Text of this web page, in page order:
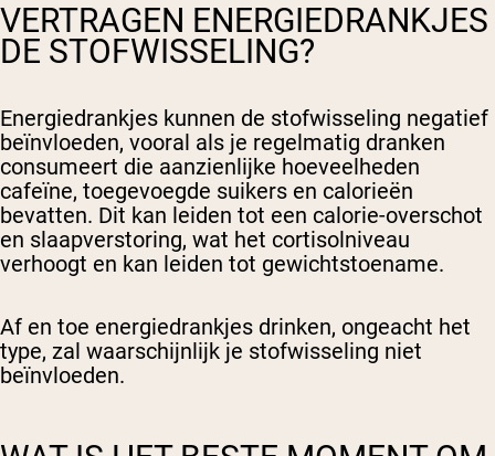
VERTRAGEN ENERGIEDRANKJES
DE STOFWISSELING?
Energiedrankjes kunnen de stofwisseling negatief
beïnvloeden, vooral als je regelmatig dranken
consumeert die aanzienlijke hoeveelheden
cafeïne, toegevoegde suikers en calorieën
bevatten. Dit kan leiden tot een calorie-overschot
en slaapverstoring, wat het cortisolniveau
verhoogt en kan leiden tot gewichtstoename.
Af en toe energiedrankjes drinken, ongeacht het
type, zal waarschijnlijk je stofwisseling niet
beïnvloeden.